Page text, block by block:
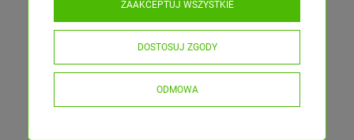
ODMOWA
DOSTOSUJ ZGODY
ZAAKCEPTUJ WSZYSTKIE